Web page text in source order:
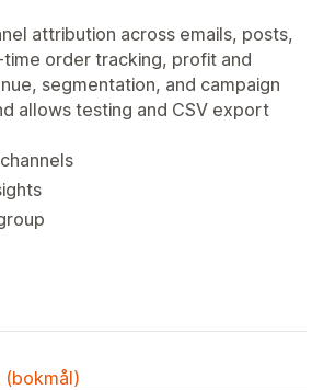
attribution across emails, posts,
time order tracking, profit and
segmentation, and campaign
allows testing and CSV export
(bokmål)